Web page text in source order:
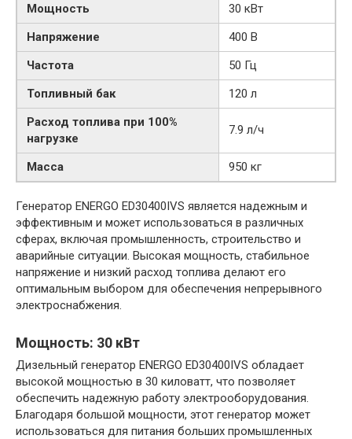
Мощность
30 кВт
Напряжение
400 В
Частота
50 Гц
Топливный бак
120 л
Расход топлива при 100%
нагрузке
7.9 л/ч
Масса 950 кг
Генератор ENERGO ED30400IVS является надежным и
эффективным и может использоваться в различных
сферах, включая промышленность, строительство и
аварийные ситуации. Высокая мощность, стабильное
напряжение и низкий расход топлива делают его
оптимальным выбором для обеспечения непрерывного
электроснабжения.
Мощность: 30 кВт
Дизельный генератор ENERGO ED30400IVS обладает
высокой мощностью в 30 киловатт, что позволяет
обеспечить надежную работу электрооборудования.
Благодаря большой мощности, этот генератор может
использоваться для питания больших промышленных